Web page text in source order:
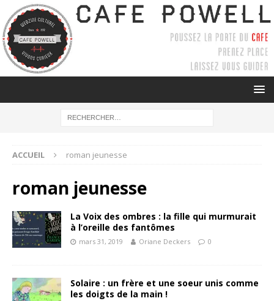
ACCUEIL roman jeunesse
roman jeunesse
La Voix des ombres : la fille qui murmurait
à l’oreille des fantômes
mars 31, 2019 Oriane Deckers 0
Solaire : un frère et une soeur unis comme
les doigts de la main !